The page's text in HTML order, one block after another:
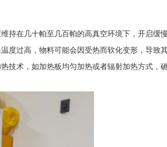
在几十帕至几百帕的高真空环境下，开启缓
度过高，物料可能会因受热而软化变形，导致
技术，如加热板均匀加热或者辐射加热方式，